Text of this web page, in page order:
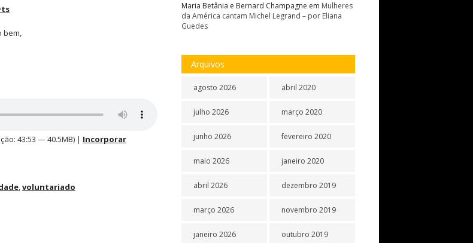
bem,
43:53 — 40.5MB) | Incorporar
,voluntariado
Maria Betânia e Bernard Champagne em Mulheres
da América cantam Michel Legrand – por Eliana
Guedes
Arquivos
agosto 2026
julho 2026
junho 2026
maio 2026
abril 2026
março 2026
janeiro 2026
abril 2020
março 2020
fevereiro 2020
janeiro 2020
dezembro 2019
novembro 2019
outubro 2019